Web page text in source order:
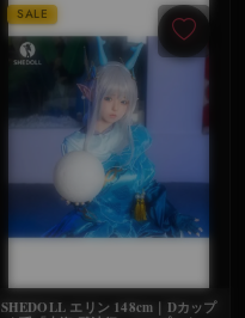
SALE
SHEDOLL エリン 148cm｜Dカップ